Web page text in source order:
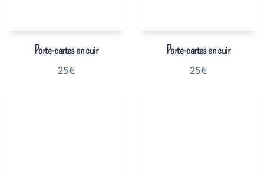
Porte-cartes en cuir
25€
Porte-cartes en cuir
25€